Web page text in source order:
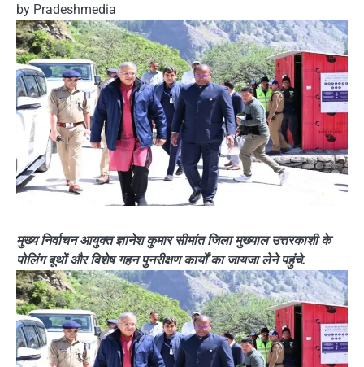
by Pradeshmedia
मुख्य निर्वाचन आयुक्त ज्ञानेश कुमार सीमांत जिला मुख्याल उत्तरकाशी के
पोलिंग बूथों और विशेष गहन पुनरीक्षण कार्यों का जायजा लेने पहुंचे.